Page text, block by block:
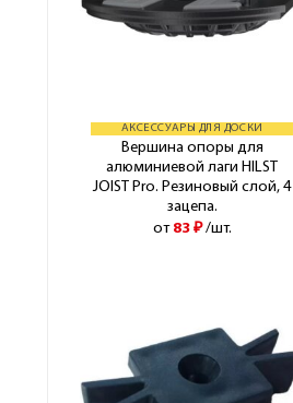
АКСЕССУАРЫ ДЛЯ ДОСКИ
Вершина опоры для
алюминиевой лаги HILST
JOIST Pro. Резиновый слой, 4
зацепа.
от 83 ₽ /шт.